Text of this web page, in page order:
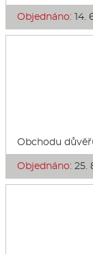
Objednáno: 14.
Obchodu
Objednáno: 25.